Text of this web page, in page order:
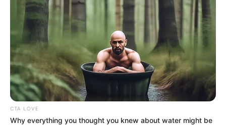
CTA LOVE
Why everything you thought you knew about water might be